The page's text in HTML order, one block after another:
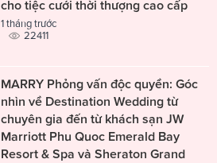
cho tiệc cưới thời thượng cao cấp
1 tháng trước
22411
MARRY Phỏng vấn độc quyền: Góc
nhìn về Destination Wedding từ
chuyên gia đến từ khách sạn JW
Marriott Phu Quoc Emerald Bay
Resort & Spa và Sheraton Grand